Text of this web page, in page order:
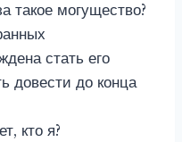
такое могущество?
стать его
довести до конца
кто я?